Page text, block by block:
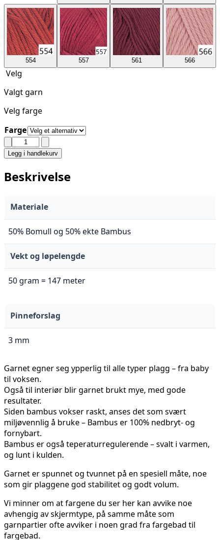
554 557 561 566
Velg
Valgt garn
Velg farge
Farge
VIKING
-
OUTLET
antall
Legg i handlekurv
Beskrivelse
Materiale
50% Bomull og 50% ekte Bambus
Vekt og løpelengde
50 gram = 147 meter
Pinneforslag
3 mm
Garnet egner seg ypperlig til alle typer plagg – fra baby
til voksen.
Også til interiør blir garnet brukt mye, med gode
resultater.
Siden bambus vokser raskt, anses det som svært
miljøvennlig å bruke – Bambus er 100% nedbryt- og
fornybart.
Bambus er også teperaturregulerende – svalt i varmen,
og lunt i kulden.
Garnet er spunnet og tvunnet på en spesiell måte, noe
som gir plaggene god stabilitet og godt volum.
Vi minner om at fargene du ser her kan avvike noe
avhengig av skjermtype, på samme måte som
garnpartier ofte avviker i noen grad fra fargebad til
fargebad.